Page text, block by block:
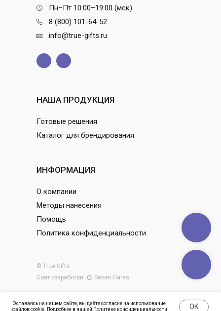
НАША ПРОДУКЦИЯ
Готовые решения
Каталог для брендирования
ИНФОРМАЦИЯ
О компании
Методы нанесения
Помощь
Политика конфиденциальности
Пн–Пт 10:00–19:00 (мск)
8 (800) 101-64-52
info@true-gifts.ru
© True Gifts
Сайт разработан
Seven Flares
Оставаясь на нашем сайте, вы даёте согласие на использование
файлов cookie. Подробнее в нашей Политике конфиденциальности OK